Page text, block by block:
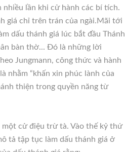
lần khi cử hành các bí tích.
giá chỉ trên trán của ngài.Mãi tới
dấu thánh giá lúc bắt đầu Thánh
bàn thờ... Đó là những lời
Jungmann, công thức và hành
nhằm “khấn xin phúc lành của
thiện trong quyền năng từ
một cử điệu trừ tà. Vào thế kỷ thứ
tả tập tục làm dấu thánh giá ở